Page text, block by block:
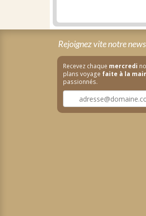
Rejoignez vite notre
Recevez chaque mercredi
plans voyage faite à la
passionnés.